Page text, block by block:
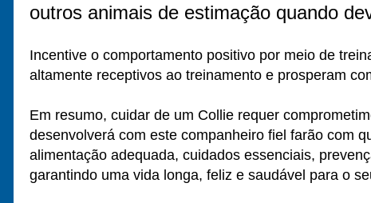
outros animais de estimação quando
Incentive o comportamento positivo por meio de
altamente receptivos ao treinamento e prosperam
Em resumo, cuidar de um Collie requer
desenvolverá com este companheiro fiel farão com
alimentação adequada, cuidados essenciais,
garantindo uma vida longa, feliz e saudável para o